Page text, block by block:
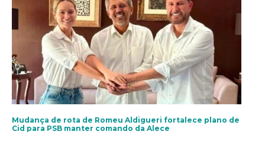
Mudança de rota de Romeu Aldigueri fortalece plano de
Cid para PSB manter comando da Alece